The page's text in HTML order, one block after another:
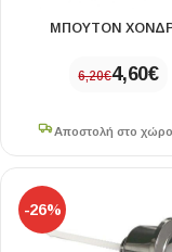
ΜΠΟΥΤΟΝ
6,20€4,60€
Αποστολή στο
-26%